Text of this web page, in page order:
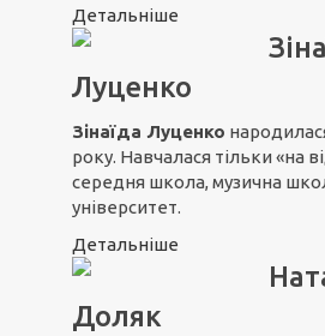
Детальніше
Луценко
Зінаїда Луценко
року. Навчалася тільки «на
середня школа, музична
університет.
Детальніше
Доляк